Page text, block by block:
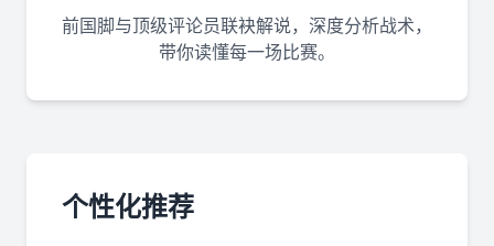
前国脚与顶级评论员联袂解说，深度分析战术，
带你读懂每一场比赛。
个性化推荐